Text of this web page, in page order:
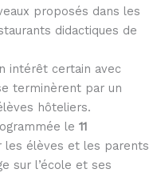
proposés dans les
didactiques de
intérêt certain avec
terminèrent par un
hôteliers.
le 11
les élèves et les parents
sur l’école et ses